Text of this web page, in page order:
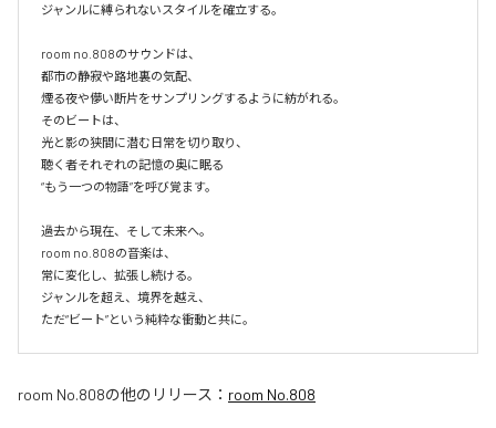
ジャンルに縛られないスタイルを確立する。
room no.808のサウンドは、
都市の静寂や路地裏の気配、
煙る夜や儚い断片をサンプリングするように紡がれる。
そのビートは、
光と影の狭間に潜む日常を切り取り、
聴く者それぞれの記憶の奥に眠る
“もう一つの物語”を呼び覚ます。
過去から現在、そして未来へ。
room no.808の音楽は、
常に変化し、拡張し続ける。
ジャンルを超え、境界を越え、
room No.808の他のリリース： room No.808